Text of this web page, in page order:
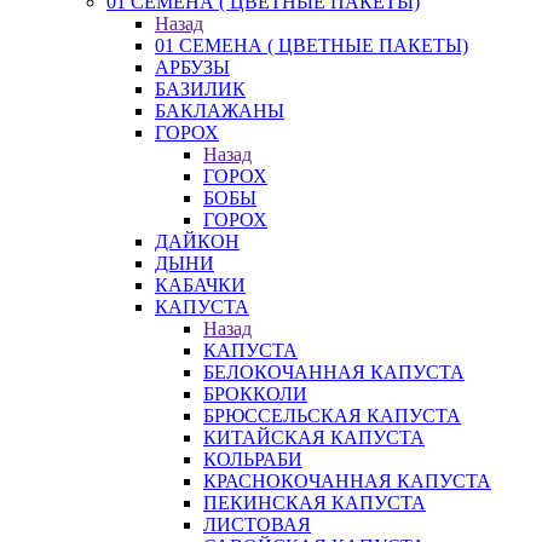
Назад
01 СЕМЕНА ( ЦВЕТНЫЕ ПАКЕТЫ)
АРБУЗЫ
БАЗИЛИК
БАКЛАЖАНЫ
ГОРОХ
Назад
ГОРОХ
БОБЫ
ГОРОХ
ДАЙКОН
ДЫНИ
КАБАЧКИ
КАПУСТА
Назад
КАПУСТА
БЕЛОКОЧАННАЯ КАПУСТА
БРОККОЛИ
БРЮССЕЛЬСКАЯ КАПУСТА
КИТАЙСКАЯ КАПУСТА
КОЛЬРАБИ
КРАСНОКОЧАННАЯ КАПУСТА
ПЕКИНСКАЯ КАПУСТА
ЛИСТОВАЯ